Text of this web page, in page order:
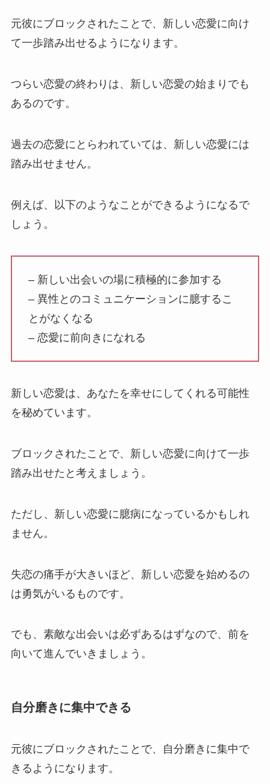
元彼にブロックされたことで、新しい恋愛に向け
て一歩踏み出せるようになります。
つらい恋愛の終わりは、新しい恋愛の始まりでも
あるのです。
過去の恋愛にとらわれていては、新しい恋愛には
踏み出せません。
例えば、以下のようなことができるようになるで
しょう。
– 新しい出会いの場に積極的に参加する
– 異性とのコミュニケーションに臆するこ
とがなくなる
– 恋愛に前向きになれる
新しい恋愛は、あなたを幸せにしてくれる可能性
を秘めています。
ブロックされたことで、新しい恋愛に向けて一歩
踏み出せたと考えましょう。
ただし、新しい恋愛に臆病になっているかもしれ
ません。
失恋の痛手が大きいほど、新しい恋愛を始めるの
は勇気がいるものです。
でも、素敵な出会いは必ずあるはずなので、前を
向いて進んでいきましょう。
自分磨きに集中できる
元彼にブロックされたことで、自分磨きに集中で
きるようになります。